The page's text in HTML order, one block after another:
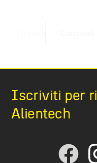
Iscriviti per
Alientech